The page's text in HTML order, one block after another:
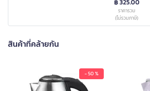
฿ 325.00
ราคารวม
(ไม่รวมภาษี)
สินค้าที่คล้ายกัน
- 50 %